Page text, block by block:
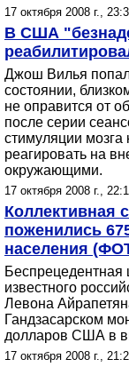
17 октября 2008 г.,
В США
Джош Вилья
состоянии,
не оправится от
после серии
стимуляции мозга
реагировать на
окружающими.
17 октября 2008 г.,
Коллективная
поженились
населения
Беспрецедентная
известного
Левона
Гандзасарском
долларов США в
17 октября 2008 г.,